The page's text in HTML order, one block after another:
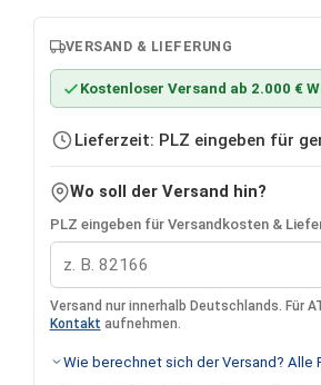
VERSAND & LIEFERUNG
Kostenloser Versand ab 2.000 €
Lieferzeit: PLZ eingeben für
Wo soll der Versand hin?
PLZ eingeben für Versandkosten &
Versand nur innerhalb Deutschlands. Für
Kontakt aufnehmen.
Wie berechnet sich der Versand? Alle